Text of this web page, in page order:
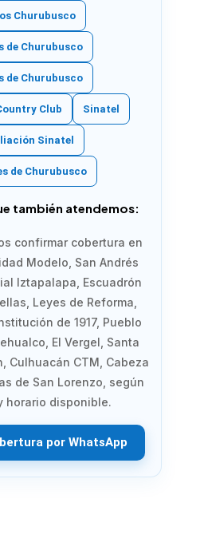
Churubusco
de Churubusco
de Churubusco
Club Sinatel
Sinatel
de Churubusco
también atendemos:
confirmar cobertura en
Modelo, San Andrés
Iztapalapa, Escuadrón
Leyes de Reforma,
de 1917, Pueblo
El Vergel, Santa
Culhuacán CTM, Cabeza
de San Lorenzo, según
horario disponible.
por WhatsApp